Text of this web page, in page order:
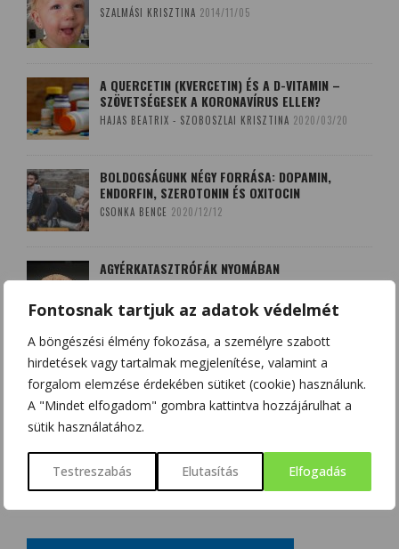
Fontosnak tartjuk az adatok védelmét
A böngészési élmény fokozása, a személyre szabott
hirdetések vagy tartalmak megjelenítése, valamint a
forgalom elemzése érdekében sütiket (cookie) használunk.
A "Mindet elfogadom" gombra kattintva hozzájárulhat a
sütik használatához.
Testreszabás Elutasítás Elfogadás
SZALMÁSI KRISZTINA 2014/11/05
A QUERCETIN (KVERCETIN) ÉS A D-VITAMIN –
SZÖVETSÉGESEK A KORONAVÍRUS ELLEN?
HAJAS BEATRIX - SZOBOSZLAI KRISZTINA 2020/03/20
BOLDOGSÁGUNK NÉGY FORRÁSA: DOPAMIN,
ENDORFIN, SZEROTONIN ÉS OXITOCIN
CSONKA BENCE 2020/12/12
AGYÉRKATASZTRÓFÁK NYOMÁBAN
A LEKOPOGÁS BABONÁJA
SZOBOSZLAI KRISZTINA 2018/03/15